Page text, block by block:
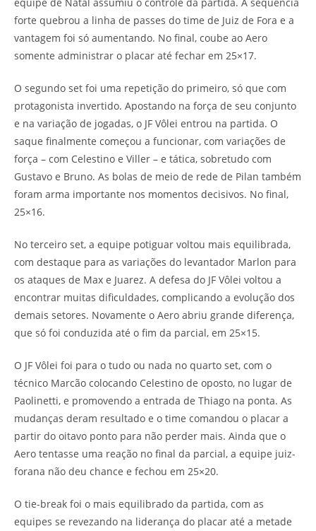
forte quebrou a linha de passes do time de Juiz de Fora e a
vantagem foi só aumentando. No final, coube ao Aero
somente administrar o placar até fechar em 25×17.
O segundo set foi uma repetição do primeiro, só que com
protagonista invertido. Apostando na força de seu conjunto
e na variação de jogadas, o JF Vôlei entrou na partida. O
saque finalmente começou a funcionar, com variações de
força – com Celestino e Viller – e tática, sobretudo com
Gustavo e Bruno. As bolas de meio de rede de Pilan também
foram arma importante nos momentos decisivos. No final,
25×16.
No terceiro set, a equipe potiguar voltou mais equilibrada,
com destaque para as variações do levantador Marlon para
os ataques de Max e Juarez. A defesa do JF Vôlei voltou a
encontrar muitas dificuldades, complicando a evolução dos
demais setores. Novamente o Aero abriu grande diferença,
que só foi conduzida até o fim da parcial, em 25×15.
O JF Vôlei foi para o tudo ou nada no quarto set, com o
técnico Marcão colocando Celestino de oposto, no lugar de
Paolinetti, e promovendo a entrada de Thiago na ponta. As
mudanças deram resultado e o time comandou o placar a
partir do oitavo ponto para não perder mais. Ainda que o
Aero tentasse uma reação no final da parcial, a equipe juiz-
forana não deu chance e fechou em 25×20.
O tie-break foi o mais equilibrado da partida, com as
equipes se revezando na liderança do placar até a metade